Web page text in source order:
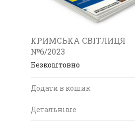
КРИМСЬКА СВІТЛИЦЯ
№6/2023
Безкоштовно
Додати в кошик
Детальніше